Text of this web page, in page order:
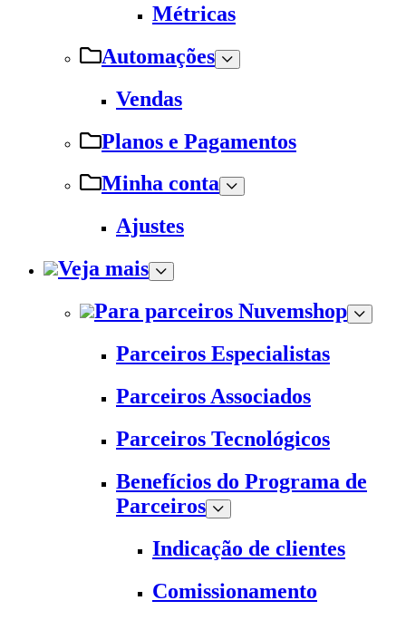
Métricas
Automações
Vendas
Planos e Pagamentos
Minha conta
Ajustes
Veja mais
Para parceiros Nuvemshop
Parceiros Especialistas
Parceiros Associados
Parceiros Tecnológicos
Benefícios do Programa de
Parceiros
Indicação de clientes
Comissionamento